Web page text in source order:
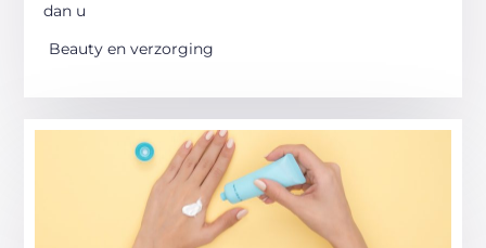
dan u
Beauty en verzorging